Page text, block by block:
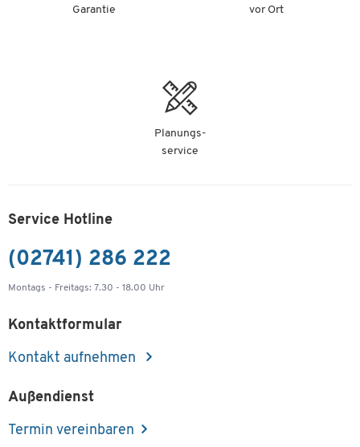
Garantie
vor Ort
Planungs-
service
Service Hotline
(02741) 286 222
Montags - Freitags: 7.30 - 18.00 Uhr
Kontaktformular
Kontakt aufnehmen
Außendienst
Termin vereinbaren